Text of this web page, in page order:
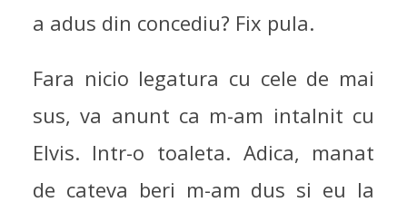
a adus din concediu? Fix pula.
Fara nicio legatura cu cele de mai
sus, va anunt ca m-am intalnit cu
Elvis. Intr-o toaleta. Adica, manat
de cateva beri m-am dus si eu la